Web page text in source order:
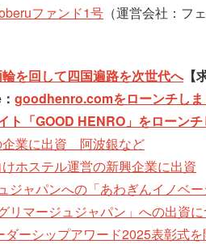
ファンド1号 （運営会社：フ
を回して四国遍路を次世代へ【
goodhenro.comをローンチしま
ト「GOOD HENRO」をローン
企業に出資 阿波銀など
ホステル運営の新興企業に出資
ジャパンへの「あわぎんイノベ
リマージュジャパン」への出資
ダーシップアワード2025表彰式